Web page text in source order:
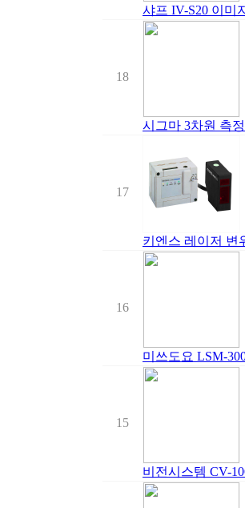
샤프 IV-S20 이미
18
시그마 3차원 측
17
키엔스 레이저 변
16
미쓰도요 LSM-
15
비전시스템 CV-